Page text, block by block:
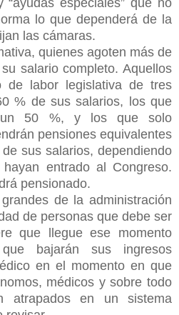
especiales” que no
lo que dependerá de la
las cámaras.
quienes agoten más de
salario completo. Aquellos
de labor legislativa de tres
% de sus salarios, los que
un 50 %, y los que solo
pensiones equivalentes
sus salarios, dependiendo
entrado al Congreso.
pensionado.
de la administración
de personas que debe ser
que llegue ese momento
bajarán sus ingresos
en el momento en que
médicos y sobre todo
atrapados en un sistema